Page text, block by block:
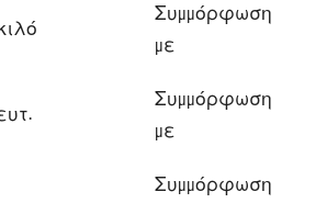
Συμμόρφωση
με
Συμμόρφωση
με
Συμμόρφωση